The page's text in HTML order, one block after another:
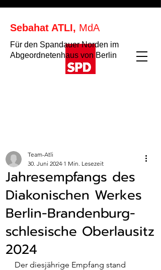
Sebahat ATLI, MdA
Für den Spandauer Norden im
Abgeordnetenhaus von Berlin
Jahresempfangs des
Diakonischen Werkes
Berlin-Brandenburg-
schlesische Oberlausitz
2024
Team-Atli
30. Juni 2024 1 Min. Lesezeit
Der diesjährige Empfang stand